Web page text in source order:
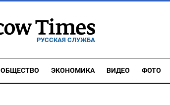
РУССКАЯ СЛУЖБА
ОБЩЕСТВО ЭКОНОМИКА ВИДЕО ФОТО